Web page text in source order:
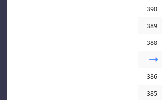
390
389
388
386
385